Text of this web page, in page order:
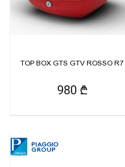
TOP BOX GTS GTV ROSSO R7
980 ₾